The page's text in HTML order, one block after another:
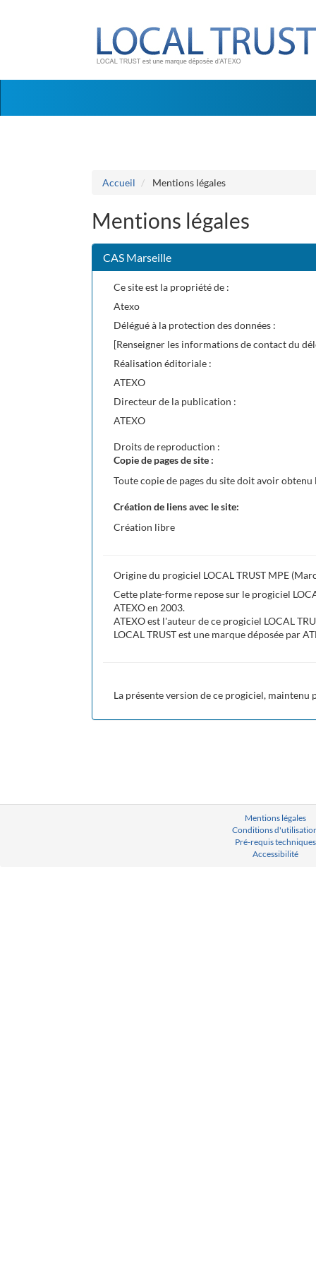
Accueil Mentions légales
Mentions légales
CAS Marseille
Ce site est la propriété de :
Atexo
Délégué à la protection des données :
[Renseigner les informations de contact du
Réalisation éditoriale :
ATEXO
Directeur de la publication :
ATEXO
Droits de reproduction :
Copie de pages de site :
Toute copie de pages du site doit avoir
Création de liens avec le site:
Création libre
Origine du progiciel LOCAL TRUST MPE
Cette plate-forme repose sur le progiciel
ATEXO en 2003.
ATEXO est l'auteur de ce progiciel LOCAL
LOCAL TRUST est une marque déposée par
La présente version de ce progiciel, maintenu
Mentions légales
Conditions
Pré-requis techniques
Accessibilité